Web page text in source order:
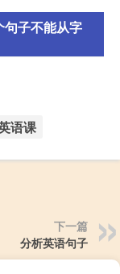
子不能从字
语课
下一篇
分析英语句子